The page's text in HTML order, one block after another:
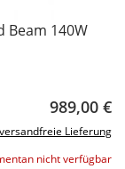
Beam 140W
989,00 €
versandfreie Lieferung
nicht verfügbar